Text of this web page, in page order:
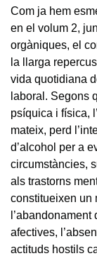
Com ja hem
en el volum 2,
orgàniques, el
la llarga
vida quotidiana
laboral. Segons
psíquica i física,
mateix, perd
d’alcohol per a
circumstàncies,
als trastorns
constitueixen un
afectives,
actituds hostils